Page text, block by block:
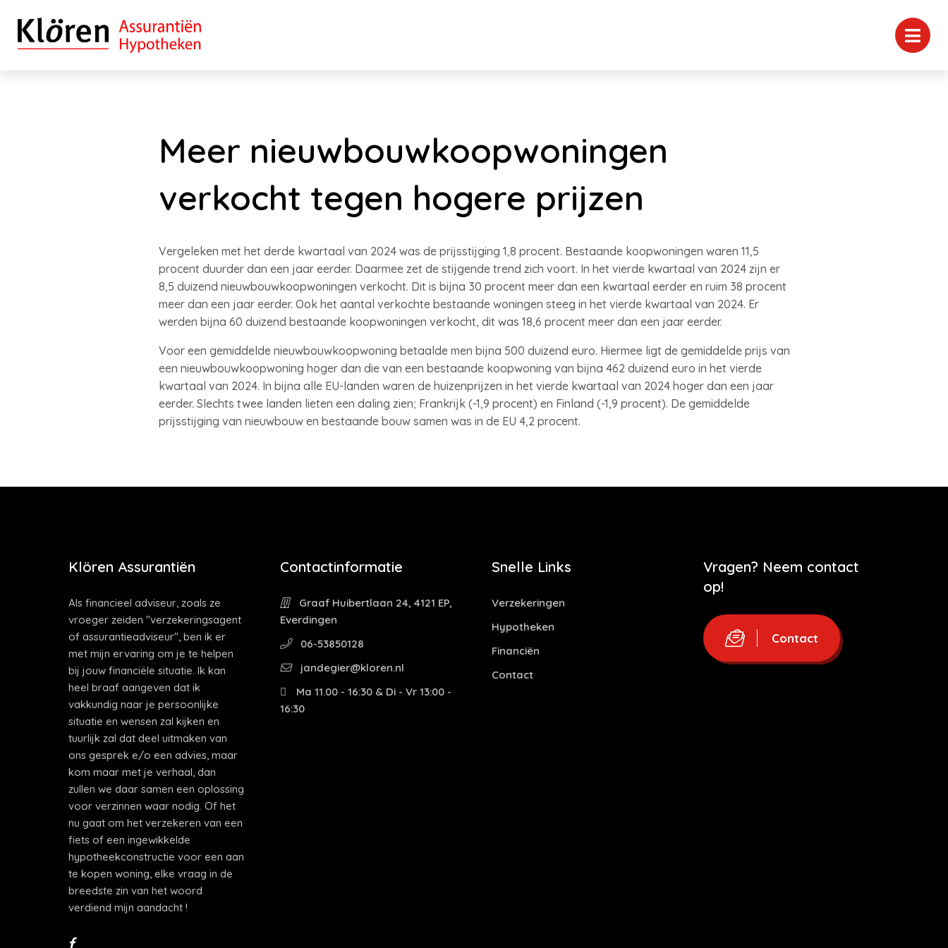
Meer nieuwbouwkoopwoningen
verkocht tegen hogere prijzen
Vergeleken met het derde kwartaal van 2024 was de prijsstijging 1,8 procent. Bestaande koopwoningen waren 11,5
procent duurder dan een jaar eerder. Daarmee zet de stijgende trend zich voort. In het vierde kwartaal van 2024 zijn er
8,5 duizend nieuwbouwkoopwoningen verkocht. Dit is bijna 30 procent meer dan een kwartaal eerder en ruim 38 procent
meer dan een jaar eerder. Ook het aantal verkochte bestaande woningen steeg in het vierde kwartaal van 2024. Er
werden bijna 60 duizend bestaande koopwoningen verkocht, dit was 18,6 procent meer dan een jaar eerder.
Voor een gemiddelde nieuwbouwkoopwoning betaalde men bijna 500 duizend euro. Hiermee ligt de gemiddelde prijs van
een nieuwbouwkoopwoning hoger dan die van een bestaande koopwoning van bijna 462 duizend euro in het vierde
kwartaal van 2024. In bijna alle EU-landen waren de huizenprijzen in het vierde kwartaal van 2024 hoger dan een jaar
eerder. Slechts twee landen lieten een daling zien; Frankrijk (-1,9 procent) en Finland (-1,9 procent). De gemiddelde
prijsstijging van nieuwbouw en bestaande bouw samen was in de EU 4,2 procent.
Klören Assurantiën
Als financieel adviseur, zoals ze
vroeger zeiden "verzekeringsagent
of assurantieadviseur", ben ik er
met mijn ervaring om je te helpen
bij jouw financiële situatie. Ik kan
heel braaf aangeven dat ik
vakkundig naar je persoonlijke
situatie en wensen zal kijken en
tuurlijk zal dat deel uitmaken van
ons gesprek e/o een advies, maar
kom maar met je verhaal, dan
zullen we daar samen een oplossing
voor verzinnen waar nodig. Of het
nu gaat om het verzekeren van een
fiets of een ingewikkelde
hypotheekconstructie voor een aan
te kopen woning, elke vraag in de
breedste zin van het woord
verdiend mijn aandacht !
Contactinformatie
Graaf Huibertlaan 24, 4121 EP,
Everdingen
06-53850128
jandegier@kloren.nl
Ma 11.00 - 16:30 & Di - Vr 13:00 -
16:30
Snelle Links
Verzekeringen
Hypotheken
Financiën
Contact
Vragen? Neem contact
op!
Contact